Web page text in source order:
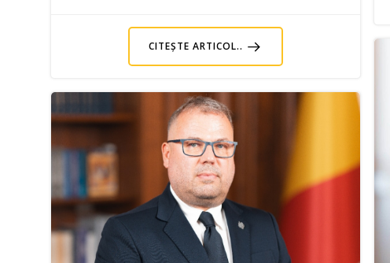
CITEȘTE ARTICOL..